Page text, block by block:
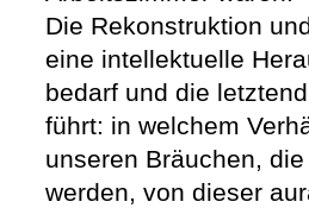
Die Rekonstruktion
eine intellektuelle
bedarf und die
führt: in welchem
unseren Bräuchen,
werden, von dieser